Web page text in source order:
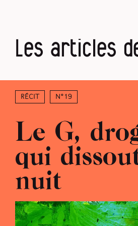
Les articles
Récit N°19
Le G,
qui
nuit